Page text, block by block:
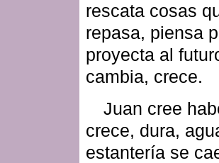
rescata cosas
repasa, piensa
proyecta al
cambia, crece.
Juan cree
crece, dura,
estantería se